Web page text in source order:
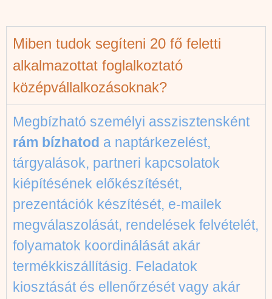
Miben tudok segíteni 20 fő feletti
alkalmazottat foglalkoztató
középvállalkozásoknak?
Megbízható személyi asszisztensként
rám bízhatod a naptárkezelést,
tárgyalások, partneri kapcsolatok
kiépítésének előkészítését,
prezentációk készítését, e-mailek
megválaszolását, rendelések felvételét,
folyamatok koordinálását akár
termékkiszállításig. Feladatok
kiosztását és ellenőrzését vagy akár